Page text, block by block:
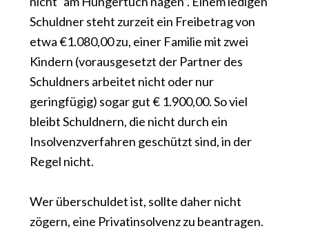
Schuldner steht zurzeit ein Freibetrag von
etwa €1.080,00 zu, einer Familie mit zwei
Kindern (vorausgesetzt der Partner des
Schuldners arbeitet nicht oder nur
geringfügig) sogar gut € 1.900,00. So viel
bleibt Schuldnern, die nicht durch ein
Insolvenzverfahren geschützt sind, in der
Regel nicht.
Wer überschuldet ist, sollte daher nicht
zögern, eine Privatinsolvenz zu beantragen.